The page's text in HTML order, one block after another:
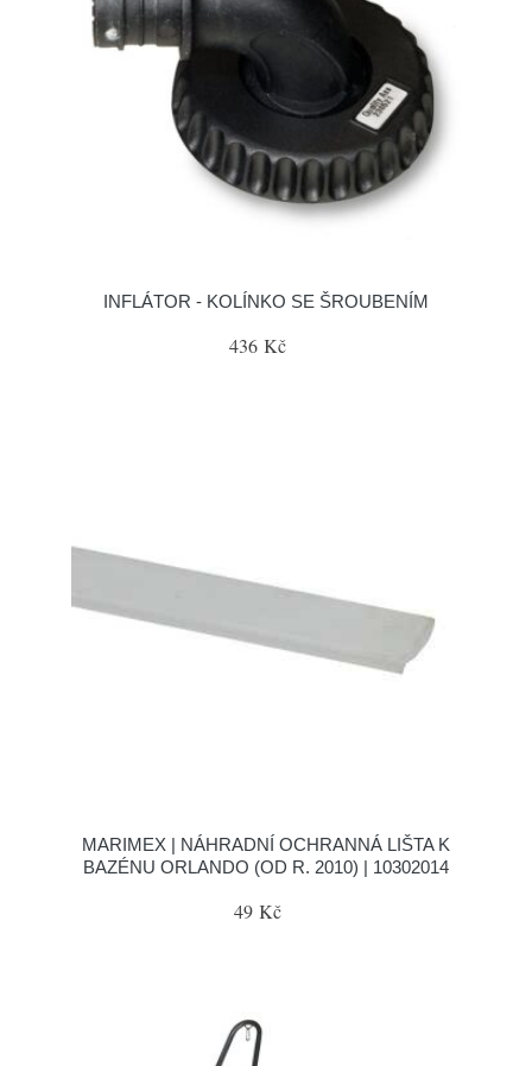
INFLÁTOR - KOLÍNKO SE ŠROUBENÍM
436 Kč
MARIMEX | NÁHRADNÍ OCHRANNÁ LIŠTA K
BAZÉNU ORLANDO (OD R. 2010) | 10302014
49 Kč